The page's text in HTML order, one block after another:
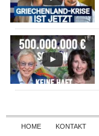
HOME KONTAKT